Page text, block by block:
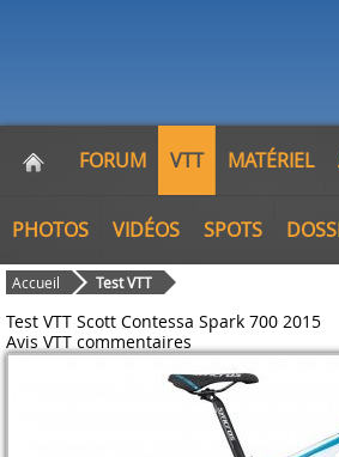
FORUM VTT MATÉRIEL
PHOTOS VIDÉOS SPOTS
Accueil Test VTT
Test VTT Scott Contessa Spark 700 2015
Avis VTT commentaires